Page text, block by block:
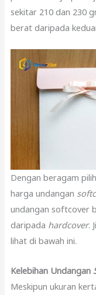
sekitar 210 dan 230
berat daripada
Dengan beragam
harga undangan
undangan softcover
daripada hardcover.
lihat di bawah ini.
Kelebihan Undangan
Meskipun ukuran